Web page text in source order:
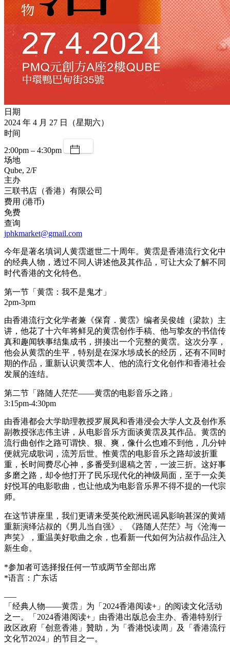
日期
2024 年 4 月 27 日（星期六）
时间
2:00pm – 4:30pm
场地
Qube, 2/F
主办
三联书店（香港）有限公司
费用 (港币)
免费
查询
jphkmarket@gmail.com
今年是著名填词人黄霑逝世二十周年。黄霑是香港流行文化中
的经典人物，透过不同人讲述他及其作品，可让大众了解不同
时代香港的文化特色。
第一节「黄霑：我不是鬼才」
2pm-3pm
由香港流行文化学者兼《保育．黄霑》编者吴俊雄（梁款）主
讲，他花了十六年将鲜见的黄霑创作手稿、他与挚友的书信传
真和趣闻轶事结集成书，拼揍出一个完整的黄霑。这次分享，
他会从黄霑的生平，特别是在深水埗成长的经历，还有不同时
期的作品，重新认识黄霑本人、他的流行文化创作和香港社会
发展的连结。
第二节「路随人茫茫——黄霑的电影音乐之路」
3:15pm-4:30pm
由香港都会大学助理教授罗展凤和香港浸会大学人文及创作系
副教授张志伟主讲，从电影音乐方面谈黄霑及其作品。黄霑的
流行曲创作之路可谓快、狠、爽，像什么也难不到他，几分钟
便就完成歌词，流芳后世。惟黄霑的电影音乐之路却波折重
重，长时间费尽心神，多番受到退稿之苦，一波三折。这好事
多磨之路，却令他打开了民乐现代化的神级局面，至于一众美
好悦耳的电影歌曲，也让他成为电影音乐界不得不提的一代宗
师。
在这节讲座里，我们更请来受英伦欧洲民谣风影响甚深的黄靖
重新演绎沾叔的《男儿当自强》、《路随人茫茫》与《沧海一
声笑》，重温美好歌曲之余，也看新一代如何为沾叔作品注入
新生命。
*参加者可选择报任何一节或两节全部出席
*语言：广东话
—–
「经典人物——黄霑」为「2024香港阅读+」的阅读文化活动
之一。「2024香港阅读+」由香港出版总会主办、香港特别行
政区政府「创意香港」贊助，为「香港悦读周」及「香港流行
文化节2024」的节目之一。